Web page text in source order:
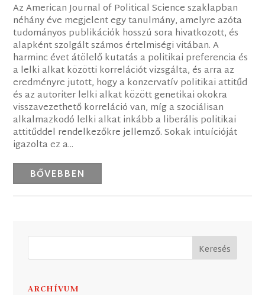
Az American Journal of Political Science szaklapban
néhány éve megjelent egy tanulmány, amelyre azóta
tudományos publikációk hosszú sora hivatkozott, és
alapként szolgált számos értelmiségi vitában. A
harminc évet átölelő kutatás a politikai preferencia és
a lelki alkat közötti korrelációt vizsgálta, és arra az
eredményre jutott, hogy a konzervatív politikai attitűd
és az autoriter lelki alkat között genetikai okokra
visszavezethető korreláció van, míg a szociálisan
alkalmazkodó lelki alkat inkább a liberális politikai
attitűddel rendelkezőkre jellemző. Sokak intuícióját
igazolta ez a...
BŐVEBBEN
ARCHÍVUM